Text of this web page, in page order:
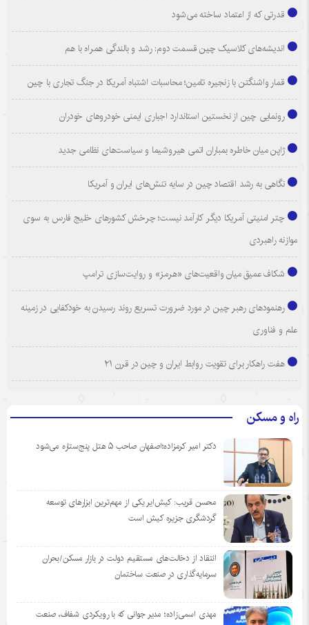
قدرتی که از اعتماد ساخته می‌شود
اندیشه‌های کلاسیک چین قسمت دوم: رشد و بالندگی همراه با هم
قمار واشنگتن با زنجیره تامین؛ محاسبات اشتباه آمریکا در جنگ تجاری با چین
رونمایی چین از نخستین استاندارد اجباری ایمنی خودروهای خودران
ژاپن میان خاطره بمباران اتمی هیروشیما و سیاست‌های نظامی جدید
نگاهی به رشد اقتصاد چین در سایه تنش‌های ایران و آمریکا
چتر امنیتی آمریکا دیگر کارآمد نیست؛ چرخش کشورهای خلیج فارس به سوی
موازنه راهبردی
شکاف عمیق میان واقعیت‌های «هرمز» و روایت‌سازی ترامپ
رهنمودهای رهبر چین در مورد ضرورت تسریع روند رسیدن به خودکفایی در زمینه
علم و فناوری
هفت راهکار برای تقویت روابط ایران و چین در قرن ۲۱
راه و مسکن
دکتر امیر کرمزاده؛اصفهان صاحب ۵ هتل پنج‌ستاره می‌شود
محسن قریب: کیش‌ایر یکی از مهم‌ترین ابزارهای توسعه
گردشگری جزیره کیش است
انتقاد از دخالت‌های مستقیم دولت در بازار مسکن/بحران
سرمایه‌گذاری در صنعت ساختمان
مهدی اسمی‌زاده؛ مدیر جوانی که با رویکردی شفاف، صنعت